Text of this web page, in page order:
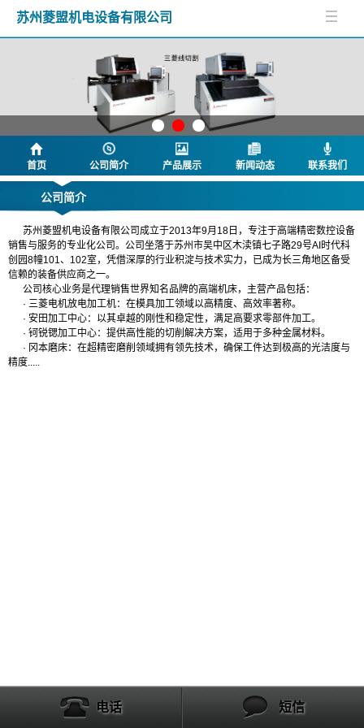
苏州菱盟机电设备有限公司
首页 公司简介 产品展示 新闻动态 联系我们
公司简介
苏州菱盟机电设备有限公司成立于2013年9月18日，专注于高端精密数控设备
销售与服务的专业化公司。公司坐落于苏州市吴中区木渎镇七子路29号AI时代科
创园8幢101、102室，凭借深厚的行业积淀与技术实力，已成为长三角地区备受
信赖的装备供应商之一。
公司核心业务是代理销售世界知名品牌的高端机床，主营产品包括：
· 三菱电机放电加工机：在模具加工领域以高精度、高效率著称。
· 安田加工中心：以其卓越的刚性和稳定性，满足高要求零部件加工。
· 钶锐锶加工中心：提供高性能的切削解决方案，适用于多种金属材料。
· 冈本磨床：在超精密磨削领域拥有领先技术，确保工件达到极高的光洁度与
精度.....
电话 短信